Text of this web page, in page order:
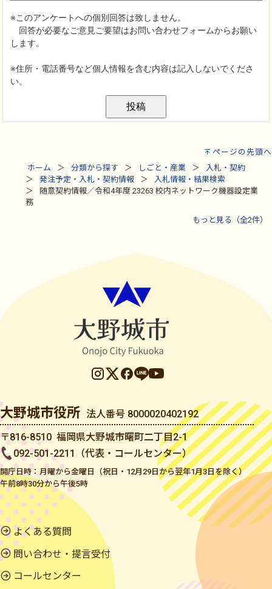
ページの先頭へ
ホーム
分類から探す しごと・産業
入札・契約
発注予定・入札・契約情報
入札情報・結果検索
随意契約情報／令和4年度 23263 校内ネットワーク機器設定業
務
もっと見る（全2件）
大野城市役所 法人番号 8000020402192
〒816-8510 福岡県大野城市曙町二丁目2-1
092-501-2211（代表・コールセンター）
開庁日時：月曜から金曜日（祝日・12月29日から翌年1月3日を除く）
午前8時30分から午後5時
よくある質問
問い合わせ・提言受付
コールセンター